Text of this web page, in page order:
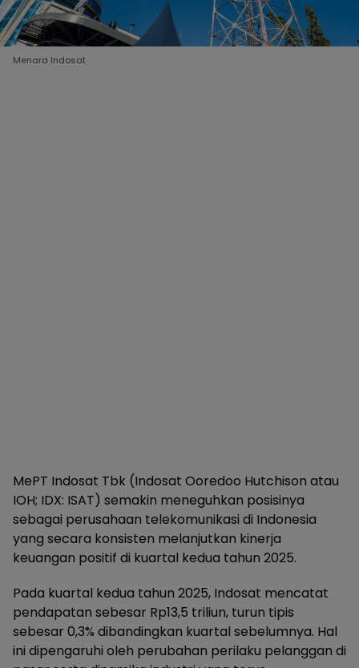
Menara Indosat
MePT Indosat Tbk (Indosat Ooredoo Hutchison atau
IOH; IDX: ISAT) semakin meneguhkan posisinya
sebagai perusahaan telekomunikasi di Indonesia
yang secara konsisten melanjutkan kinerja
keuangan positif di kuartal kedua tahun 2025.
Pada kuartal kedua tahun 2025, Indosat mencatat
pendapatan sebesar Rp13,5 triliun, turun tipis
sebesar 0,3% dibandingkan kuartal sebelumnya. Hal
ini dipengaruhi oleh perubahan perilaku pelanggan di